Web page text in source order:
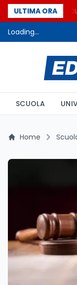
ULTIMA ORA
“Noi siamo le
Loading...
SCUOLA
Home